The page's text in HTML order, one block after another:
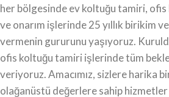
her bölgesinde ev koltuğu tamiri, ofis
ve onarım işlerinde 25 yıllık birikim
vermenin gururunu yaşıyoruz.
ofis koltuğu tamiri işlerinde tüm
veriyoruz. Amacımız, sizlere harika
olağanüstü değerlere sahip hizmetler